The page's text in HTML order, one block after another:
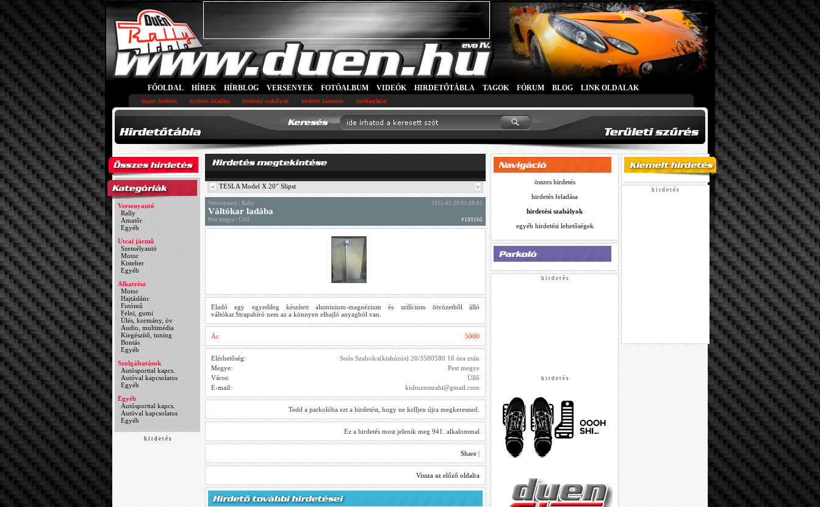
-->
FŐOLDAL HÍREK HÍRBLOG VERSENYEK FOTÓALBUM VIDEÓK HIRDETŐTÁBLA TAGOK FÓRUM BLOG LINK OLDALAK
összes hirdetés hirdetés feladása hirdetési szabályok hirdetés kiemelés médiaajánlat
Versenyautó
Rally
Amatőr
Egyéb
Utcai jármű
Személyautó
Motor
Kisteher
Egyéb
Alkatrész
Motor
Hajtáslánc
Futómű
Felni, gumi
Ülés, kormány, öv
Audio, multimédia
Kiegészítő, tuning
Bontás
Egyéb
Szolgáltatások
Autósporttal kapcs.
Autóval kapcsolatos
Egyéb
Egyéb
Autósporttal kapcs.
Autóval kapcsolatos
Egyéb
h i r d e t é s
< TESLA Model X 20” Slipst >
Versenyautó / Rally 2015-01-29 03:08:01
Váltókar ladába
Pest megye / Üllő #189160
Eladó egy egyedileg készített aluminium-magnézium és szilícium ötvözetből álló
váltókar.Strapabíró nem az a könnyen elhajló anyagból van.
Ár: 5000
Elérhetőség:
Soós Szabolcs(kishúzós) 20/3580580 16 óra után
Megye:
Pest megye
Város:
Üllő
E-mail:
kishuzosszabi@gmail.com
Tedd a parkolóba ezt a hirdetést, hogy ne kelljen újra megkeresned.
Ez a hirdetés most jelenik meg 941. alkalommal
Share |
Vissza az előző oldalra
összes hirdetés
hirdetés feladása
hirdetési szabályok
egyéb hirdetési lehetőségek
h i r d e t é s
h i r d e t é s
h i r d e t é s